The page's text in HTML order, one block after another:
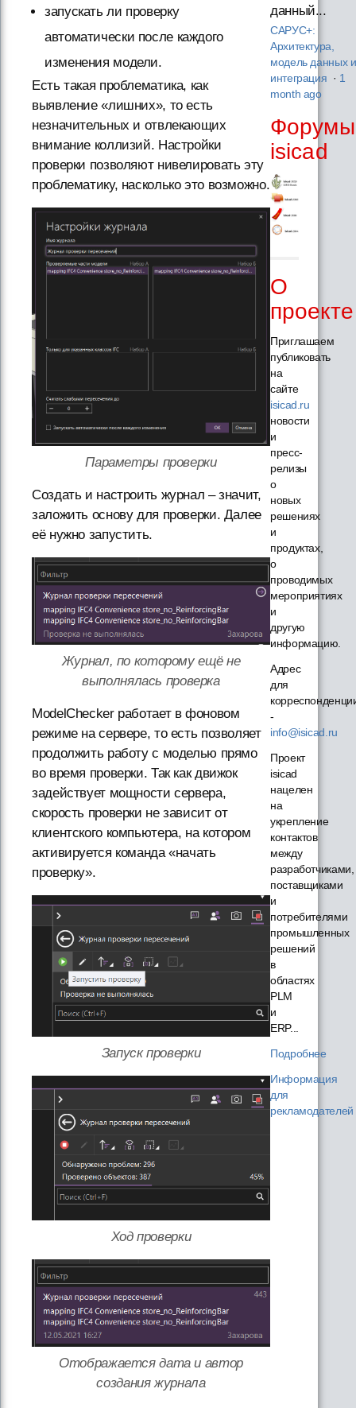
запускать ли проверку
автоматически после каждого
изменения модели.
Есть такая проблематика, как
выявление «лишних», то есть
незначительных и отвлекающих
внимание коллизий. Настройки
проверки позволяют нивелировать эту
проблематику, насколько это возможно.
Параметры проверки
Создать и настроить журнал – значит,
заложить основу для проверки. Далее
её нужно запустить.
Журнал, по которому ещё не
выполнялась проверка
ModelChecker работает в фоновом
режиме на сервере, то есть позволяет
продолжить работу с моделью прямо
во время проверки. Так как движок
задействует мощности сервера,
скорость проверки не зависит от
клиентского компьютера, на котором
активируется команда «начать
проверку».
Запуск проверки
Ход проверки
Отображается дата и автор
создания журнала
данный...
САРУС+:
Архитектура,
модель данных и
интеграция · 1
month ago
Форумы
isicad
О
проекте
Приглашаем
публиковать
на
сайте
isicad.ru
новости
и
пресс-
релизы
о
новых
решениях
и
продуктах,
о
проводимых
мероприятиях
и
другую
информацию.
Адрес
для
-
info@isicad.ru
Проект
isicad
нацелен
на
укрепление
контактов
между
разработчиками,
поставщиками
и
потребителями
промышленных
решений
в
областях
PLM
и
ERP...
Подробнее
Информация
для
рекламодателей